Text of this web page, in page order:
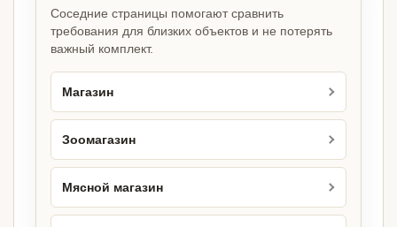
Соседние страницы помогают сравнить
требования для близких объектов и не потерять
важный комплект.
Магазин
Зоомагазин
Мясной магазин